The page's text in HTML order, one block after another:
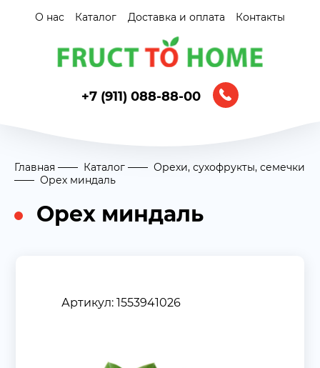
О нас Каталог Доставка и оплата Контакты
+7 (911) 088-88-00
Главная Каталог
Орехи, сухофрукты, семечки
Орех миндаль
Орех миндаль
Артикул: 1553941026